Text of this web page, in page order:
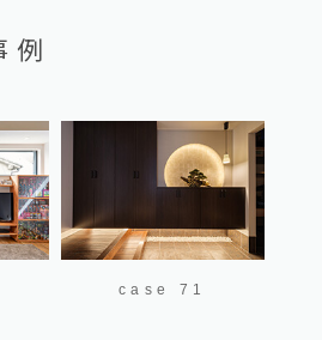
例
case 71